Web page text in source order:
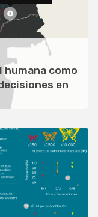
humana como
en